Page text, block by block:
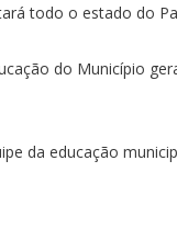
todo o estado do
do Município
da educação